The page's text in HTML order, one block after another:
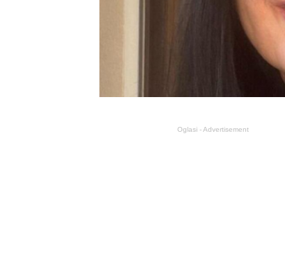
Oglasi - Advertisement